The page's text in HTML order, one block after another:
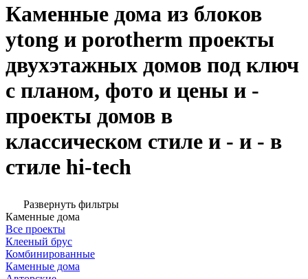
Каменные дома из блоков
ytong и porotherm проекты
двухэтажных домов под ключ
с планом, фото и цены и -
проекты домов в
классическом стиле и - и - в
стиле hi-tech
Развернуть фильтры
Каменные дома
Все проекты
Клееный брус
Комбинированные
Каменные дома